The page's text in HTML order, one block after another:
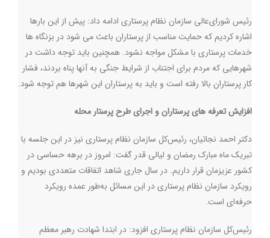
رئیس شورای‌عالی سازمان نظام پرستاری ادامه داد: پیش از این بارها
اشاره کردیم که حمایت مناسب از پرستاران باعث می شود در بزنگاه ها
خدمات پرستاری با مشکل مواجه نشود. همچنین باید توجه داشت در
شهرهایی که مردم برای اجتناب از شرایط جنگی به آنها پناه بردند، فشار
کار پرستاران بالا رفته است و باید به پرستاران این شهرها هم توجه شود.
افزایش تعرفه های پرستاران و اجرای طرح پرستار محله
دکتر احمد نجاتیان، رئیس‌کل سازمان نظام پرستاری نیز در این جلسه با
تبریک ماه مبارک رمضان و لیالی قدر گفت: امروز در برهه حساسی در
کشور عزیزمان قرار داریم. در سال جاری شاهد اتفاقات متعددی بودیم و
رویکرد سازمان نظام پرستاری در این مسائل به‌طور عمده رویکرد
حرفه‌ای است.
رئیس‌کل سازمان نظام پرستاری افزود: در ابتدا شهادت رهبر معظم